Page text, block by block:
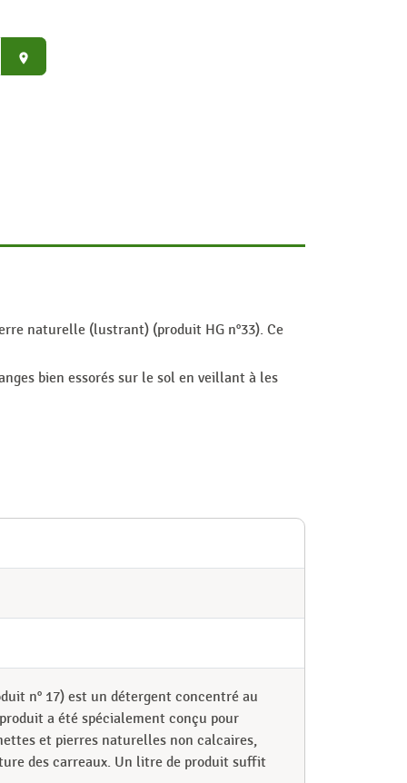
place
naturelle (lustrant) (produit HG n°33). Ce
bien essorés sur le sol en veillant à les
n° 17) est un détergent concentré au
a été spécialement conçu pour
et pierres naturelles non calcaires,
des carreaux. Un litre de produit suffit